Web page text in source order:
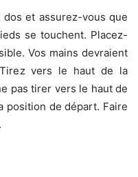
et assurez-vous que
se touchent. Placez-
Vos mains devraient
vers le haut de la
pas tirer vers le haut de
position de départ. Faire